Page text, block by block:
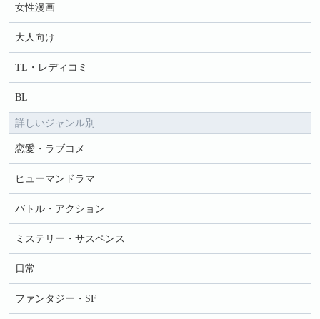
女性漫画
大人向け
TL・レディコミ
BL
詳しいジャンル別
恋愛・ラブコメ
ヒューマンドラマ
バトル・アクション
ミステリー・サスペンス
日常
ファンタジー・SF